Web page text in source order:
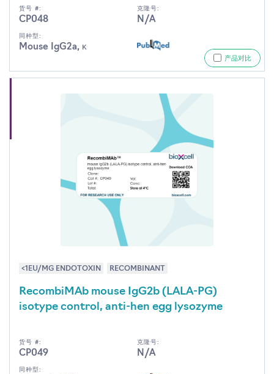
货号 #:
CP048
克隆号:
N/A
同种型:
Mouse IgG2a, κ
产品对比
<1EU/MG ENDOTOXIN RECOMBINANT
RecombiMAb mouse IgG2b (LALA-PG)
isotype control, anti-hen egg lysozyme
货号 #:
CP049
克隆号:
N/A
同种型: